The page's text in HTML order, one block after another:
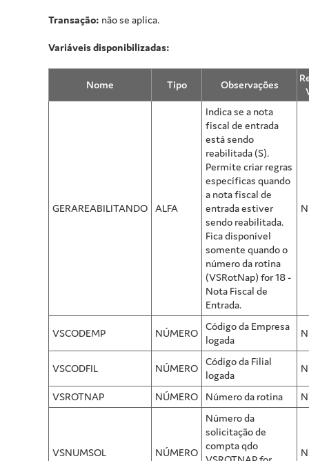
Transação: não se aplica.
Variáveis disponibilizadas:
Nome Tipo Observações
GERAREABILITANDO ALFA
Indica se a nota
fiscal de entrada
está sendo
reabilitada (S).
Permite criar regras
específicas quando
a nota fiscal de
entrada estiver
sendo reabilitada.
Fica disponível
somente quando o
número da rotina
(VSRotNap) for 18 -
Nota Fiscal de
Entrada.
N
VSCODEMP NÚMERO
Código da Empresa
logada
N
VSCODFIL NÚMERO
Código da Filial
logada
N
VSROTNAP NÚMERO Número da rotina N
VSNUMSOL NÚMERO
Número da
solicitação de
compta qdo
N